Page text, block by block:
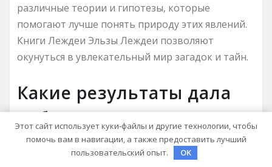
различные теории и гипотезы, которые
помогают лучше понять природу этих явлений.
Книги Леждеи Эльзы Леждеи позволяют
окунуться в увлекательный мир загадок и тайн.
Какие результаты дала
работа Леждеи Эльзы
Леждеи?
Этот сайт использует куки-файлы и другие технологии, чтобы
помочь вам в навигации, а также предоставить лучший
пользовательский опыт.
OK